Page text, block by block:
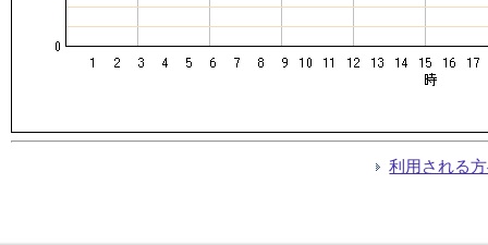
利用される